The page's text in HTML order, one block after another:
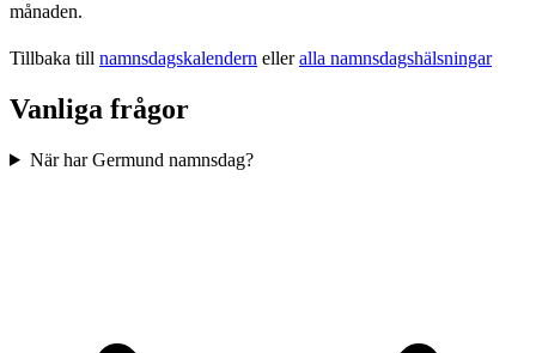
månaden.
Tillbaka till namnsdagskalendern elleralla namnsdagshälsningar
Vanliga frågor
När har Germund namnsdag?